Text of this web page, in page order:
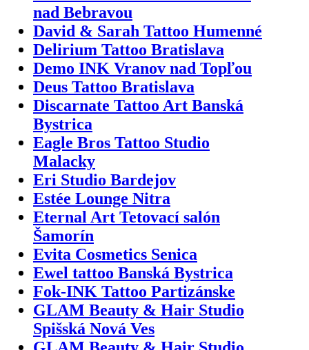
nad Bebravou
David & Sarah Tattoo Humenné
Delirium Tattoo Bratislava
Demo INK Vranov nad Topľou
Deus Tattoo Bratislava
Discarnate Tattoo Art Banská
Bystrica
Eagle Bros Tattoo Studio
Malacky
Eri Studio Bardejov
Estée Lounge Nitra
Eternal Art Tetovací salón
Šamorín
Evita Cosmetics Senica
Ewel tattoo Banská Bystrica
Fok-INK Tattoo Partizánske
GLAM Beauty & Hair Studio
Spišská Nová Ves